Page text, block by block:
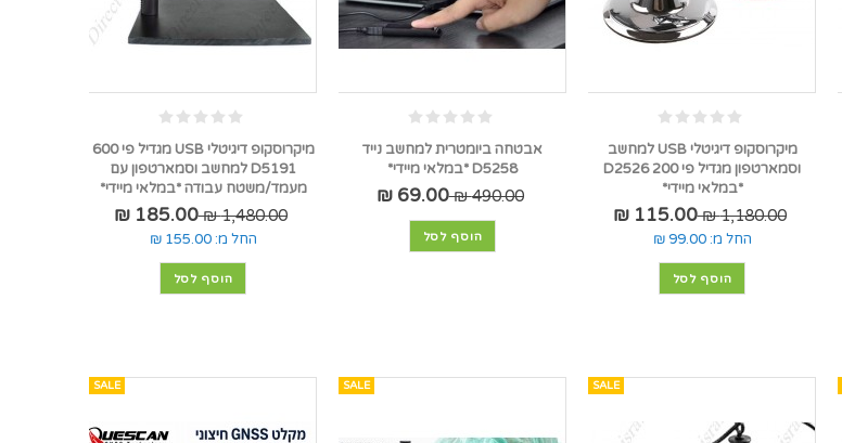
מיקרוסקופ דיגיטלי USB למחשב
וסמארטפון מגדיל פי 200 D2526
*במלאי מיידי*
1,180.00 ₪
115.00 ₪
החל מ: 99.00 ₪
הוסף לסל
אבטחה ביומטרית למחשב נייד
D5258 *במלאי מיידי*
490.00 ₪
69.00 ₪
הוסף לסל
מיקרוסקופ דיגיטלי USB מגדיל פי 600
D5191 למחשב וסמארטפון עם
מעמד/משטח עבודה *במלאי מיידי*
1,480.00 ₪
185.00 ₪
החל מ: 155.00 ₪
הוסף לסל
SALE
SALE
SALE